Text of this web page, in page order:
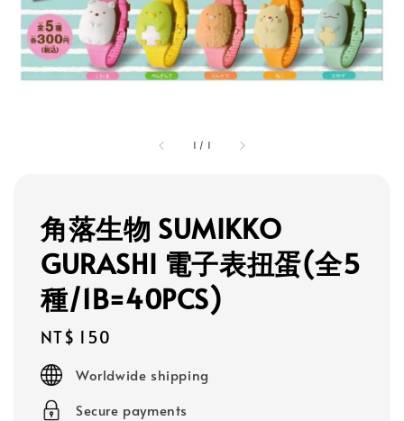
1 / 1
角落生物 SUMIKKO
GURASHI 電子表扭蛋(全5
種/1B=40PCS)
Regular
price
NT$ 150
Worldwide shipping
Secure payments